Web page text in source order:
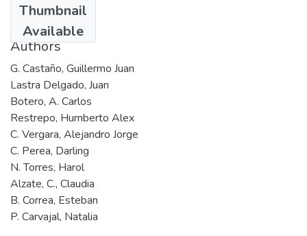
Thumbnail
Available
2008
Authors
G. Castaño, Guillermo Juan
Lastra Delgado, Juan
Botero, A. Carlos
Restrepo, Humberto Alex
C. Vergara, Alejandro Jorge
C. Perea, Darling
N. Torres, Harol
Alzate, C., Claudia
B. Correa, Esteban
P. Carvajal, Natalia